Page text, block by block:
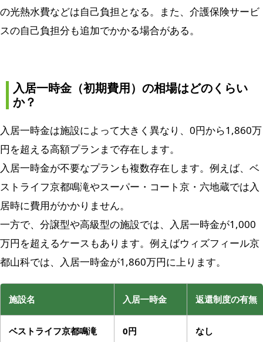
の光熱水費などは自己負担となる。また、介護保険サービ
スの自己負担分も追加でかかる場合がある。
入居一時金（初期費用）の相場はどのくらい
か？
入居一時金は施設によって大きく異なり、0円から1,860万
円を超える高額プランまで存在します。
入居一時金が不要なプランも複数存在します。例えば、ベ
ストライフ京都鳴滝やスーパー・コート京・六地蔵では入
居時に費用がかかりません。
一方で、分譲型や高級型の施設では、入居一時金が1,000
万円を超えるケースもあります。例えばウィズフィール京
都山科では、入居一時金が1,860万円に上ります。
施設名 入居一時金 返還制度の有無
ベストライフ京都鳴滝 0円 なし